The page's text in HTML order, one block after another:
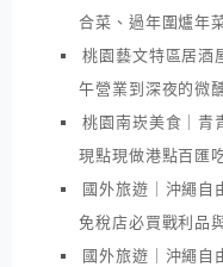
合菜、過年圍爐年
桃園藝文特區居酒
午營業到深夜的微
桃園南崁美食｜青
現點現做港點百匯
國外旅遊｜沖繩自
免稅店必買戰利品
國外旅遊｜沖繩自